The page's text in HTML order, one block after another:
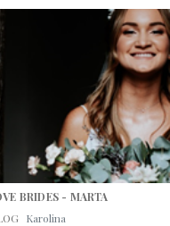
BRIDES - MARTA
Karolina